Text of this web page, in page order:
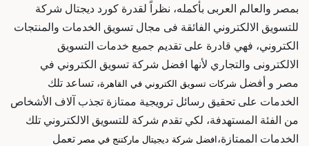
بمصر والعالم العربى بأكمله، نظراً لقدرة كورد ديجتال شركة
للتسويق الالكتروني الفائقة فى مجال تسويق الخدمات والمنتجات
الكتروني، فهي قادرة على تقديم جميع خدمات التسويق
الالكترونى والتجاري لأنها افضل شركة تسويق الكتروني في
مصر و أفضل شركات تسويق الكتروني في القاهرة، تساعد تلك
الخدمات على تحقيق رسائل ترويجية ممتازة تجذب آلاف الأشخاص
من الفئة المستهدفة، لكي تقدم شركة للتسويق الالكتروني تلك
الخدمات الممتازة، افضل شركة ديجيتال ماركتنج في مصر تعمل